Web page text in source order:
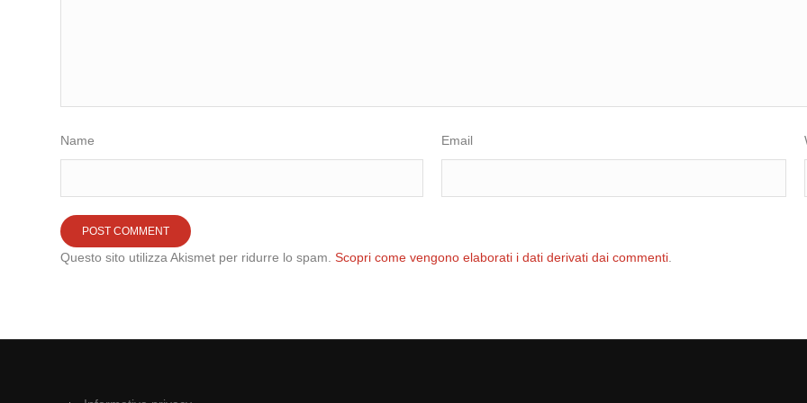
Name Email
Questo sito utilizza Akismet per ridurre lo spam.Scopri come vengono elaborati i dati derivati dai commenti